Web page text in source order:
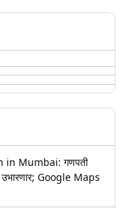
Mumbai: गणपती
उभारणार; Google Maps